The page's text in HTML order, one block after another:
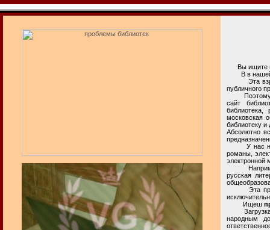
Вы ищите
В в нашей
Эта
публичного
Поэтому, в
сайт
библиотека,
московская
библиотеку и
Абсолютно
У нас на
романы,
электронной
Например,
русская
Эта
Ищеш
Загрузка и
народным